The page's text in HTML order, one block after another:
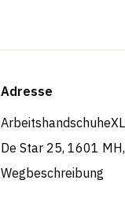
Adresse
De Star 25, 1601
Wegbeschreibung